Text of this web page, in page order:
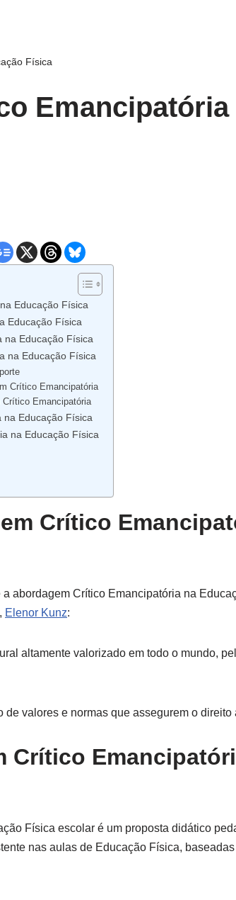
Física
Emancipatória
Educação Física
Educação Física
na Educação Física
na Educação Física
Crítico Emancipatória
Emancipatória
na Educação Física
na Educação Física
Crítico
abordagem Crítico Emancipatória na
Elenor Kunz:
altamente valorizado em todo o mundo,
valores e normas que assegurem o direito
Crítico
Física escolar é um proposta didático
nas aulas de Educação Física,